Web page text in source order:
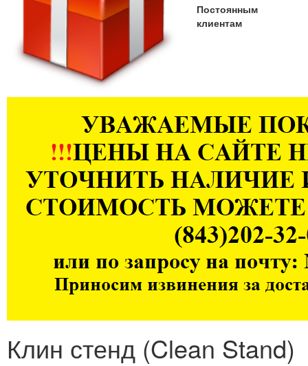
Постоянным
клиентам
Клин стенд (Clean Stand)